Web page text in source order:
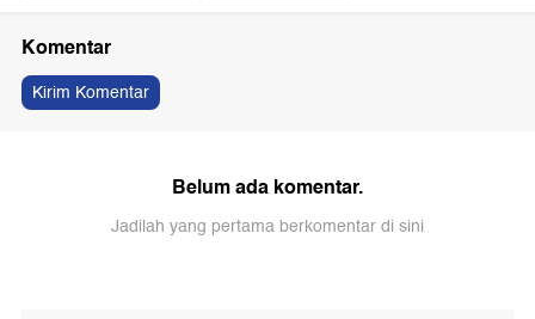
Komentar
Kirim Komentar
Belum ada komentar.
Jadilah yang pertama berkomentar di sini